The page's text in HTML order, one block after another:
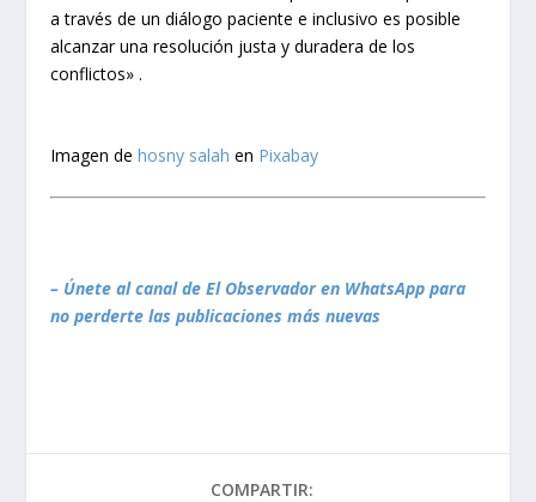
a través de un diálogo paciente e inclusivo es posible
alcanzar una resolución justa y duradera de los
conflictos» .
Imagen dehosny salah en Pixabay
– Únete al canal de El Observador en WhatsApp para
no perderte las publicaciones más nuevas
COMPARTIR: